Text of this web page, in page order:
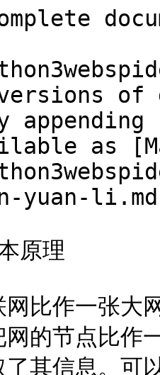
of
as
yuan-
原理
比作一张大
的节点比作
其信息。可